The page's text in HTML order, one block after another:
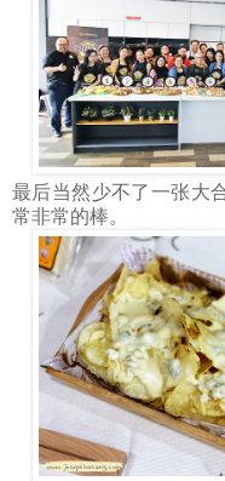
最后当然少不了一张大
常非常的棒。